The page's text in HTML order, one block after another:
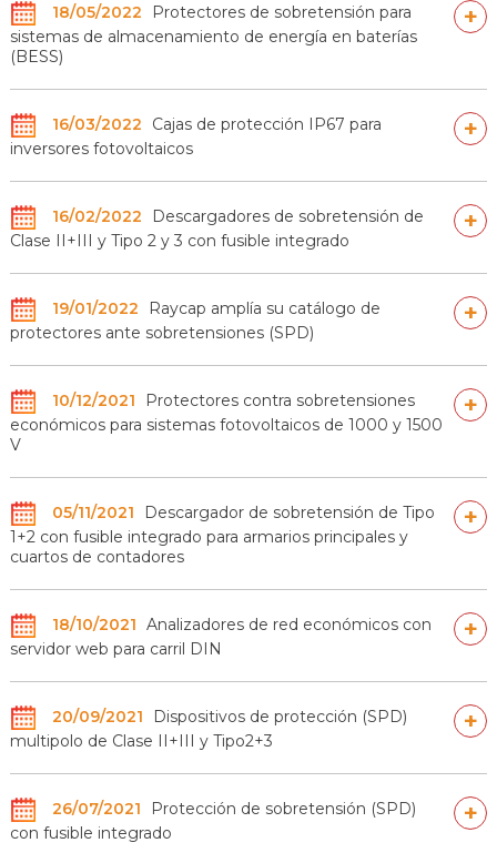
18/05/2022
Protectores de sobretensión para
sistemas de almacenamiento de energía en baterías
(BESS)
+
16/03/2022
Cajas de protección IP67 para
inversores fotovoltaicos
+
16/02/2022
Descargadores de sobretensión de
Clase II+III y Tipo 2 y 3 con fusible integrado
+
19/01/2022
Raycap amplía su catálogo de
protectores ante sobretensiones (SPD)
+
10/12/2021
Protectores contra sobretensiones
económicos para sistemas fotovoltaicos de 1000 y 1500
V
+
05/11/2021
Descargador de sobretensión de Tipo
1+2 con fusible integrado para armarios principales y
cuartos de contadores
+
18/10/2021 Analizadores de red económicos con
servidor web para carril DIN
+
20/09/2021
Dispositivos de protección (SPD)
multipolo de Clase II+III y Tipo2+3
+
26/07/2021
Protección de sobretensión (SPD)
con fusible integrado
+